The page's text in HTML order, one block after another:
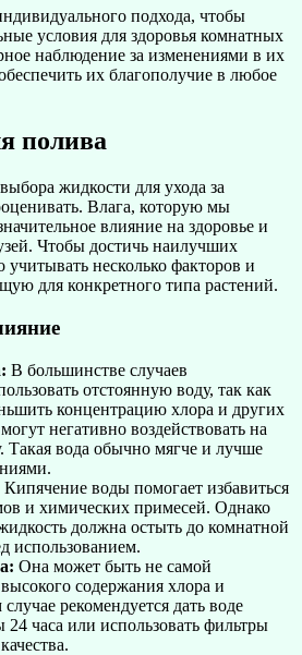
подхода, чтобы
условия для здоровья комнатных
наблюдение за изменениями в их
их благополучие в любое
полива
жидкости для ухода за
Влага, которую мы
влияние на здоровье и
Чтобы достичь наилучших
учитывать несколько факторов и
для конкретного типа растений.
В большинстве случаев
отстоянную воду, так как
концентрацию хлора и других
негативно воздействовать на
Такая вода обычно мягче и лучше
Кипячение воды помогает избавиться
и химических примесей. Однако
должна остыть до комнатной
использованием.
Она может быть не самой
содержания хлора и
рекомендуется дать воде
24 часа или использовать фильтры